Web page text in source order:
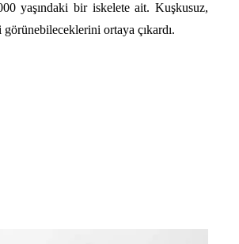
yaşındaki bir iskelete ait. Kuşkusuz,
ortaya çıkardı.